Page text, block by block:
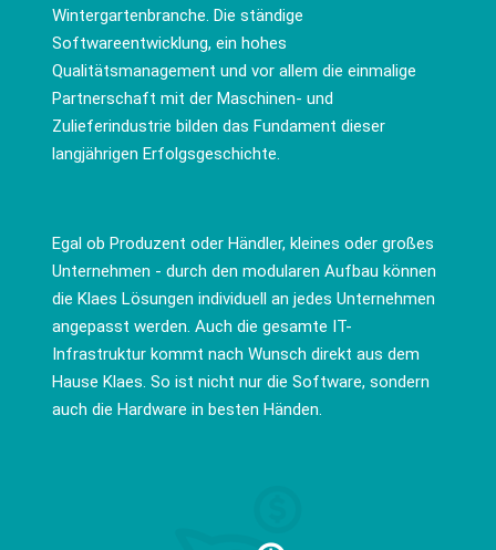
Wintergartenbranche. Die ständige
Softwareentwicklung, ein hohes
Qualitätsmanagement und vor allem die einmalige
Partnerschaft mit der Maschinen- und
Zulieferindustrie bilden das Fundament dieser
langjährigen Erfolgsgeschichte.
Egal ob Produzent oder Händler, kleines oder großes
Unternehmen - durch den modularen Aufbau können
die Klaes Lösungen individuell an jedes Unternehmen
angepasst werden. Auch die gesamte IT-
Infrastruktur kommt nach Wunsch direkt aus dem
Hause Klaes. So ist nicht nur die Software, sondern
auch die Hardware in besten Händen.